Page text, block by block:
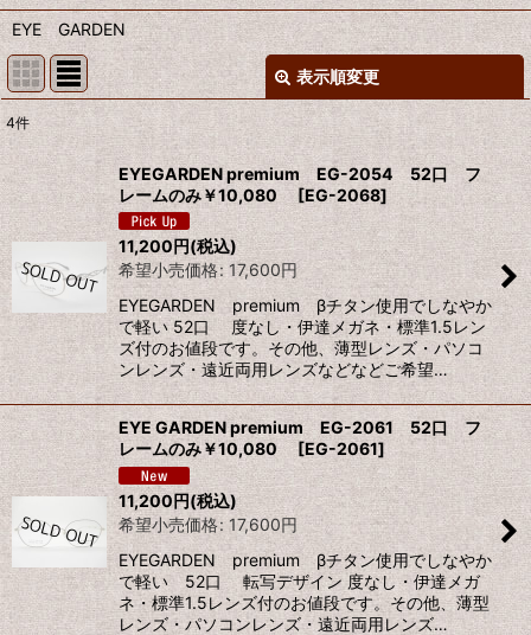
EYE GARDEN
表示順変更
表示数:
並び順 :
絞り込む
4件
EYEGARDEN premium EG-2054 52口 フ
レームのみ￥10,080 [EG-2068]
11,200円(税込)
希望小売価格: 17,600円
EYEGARDEN premium βチタン使用でしなやか
で軽い 52口 度なし・伊達メガネ・標準1.5レン
ズ付のお値段です。その他、薄型レンズ・パソコ
ンレンズ・遠近両用レンズなどなどご希望…
EYE GARDEN premium EG-2061 52口 フ
レームのみ￥10,080 [EG-2061]
11,200円(税込)
希望小売価格: 17,600円
EYEGARDEN premium βチタン使用でしなやか
で軽い 52口 転写デザイン 度なし・伊達メガ
ネ・標準1.5レンズ付のお値段です。その他、薄型
レンズ・パソコンレンズ・遠近両用レンズ…